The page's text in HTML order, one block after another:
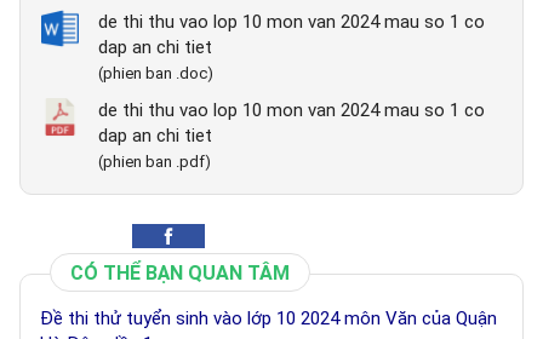
de thi thu vao lop 10 mon van 2024 mau so 1 co
dap an chi tiet
(phien ban .doc)
de thi thu vao lop 10 mon van 2024 mau so 1 co
dap an chi tiet
(phien ban .pdf)
CÓ THỂ BẠN QUAN TÂM
Đề thi thử tuyển sinh vào lớp 10 2024 môn Văn của Quận